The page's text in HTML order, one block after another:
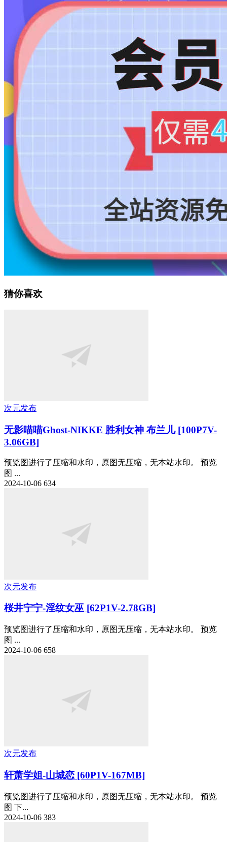
猜你喜欢
次元发布
无影喵喵Ghost-NIKKE 胜利女神 布兰儿 [100P7V-
3.06GB]
预览图进行了压缩和水印，原图无压缩，无本站水印。 预览
图 ...
2024-10-06 634
次元发布
桜井宁宁-淫纹女巫 [62P1V-2.78GB]
预览图进行了压缩和水印，原图无压缩，无本站水印。 预览
图 ...
2024-10-06 658
次元发布
轩萧学姐-山城恋 [60P1V-167MB]
预览图进行了压缩和水印，原图无压缩，无本站水印。 预览
图 下...
2024-10-06 383